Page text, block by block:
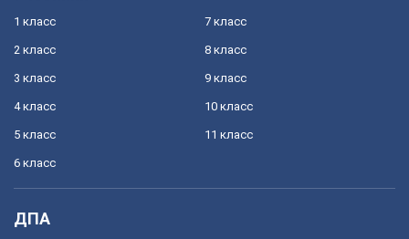
1 класс
2 класс
3 класс
4 класс
5 класс
6 класс
7 класс
8 класс
9 класс
10 класс
11 класс
ДПА